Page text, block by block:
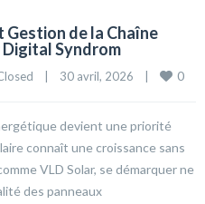
Gestion de la Chaîne
Digital Syndrom
30 avril, 2026 0
devient une priorité
connaît une croissance sans
VLD Solar, se démarquer ne
des panneaux